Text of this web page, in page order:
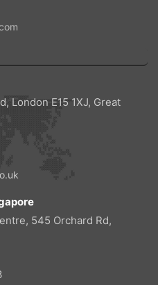
London E15 1XJ, Great
545 Orchard Rd,